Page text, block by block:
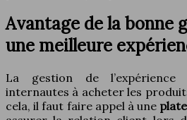
Avantage de la bonne
une meilleure
La gestion de
internautes à acheter les
cela, il faut faire appel à une